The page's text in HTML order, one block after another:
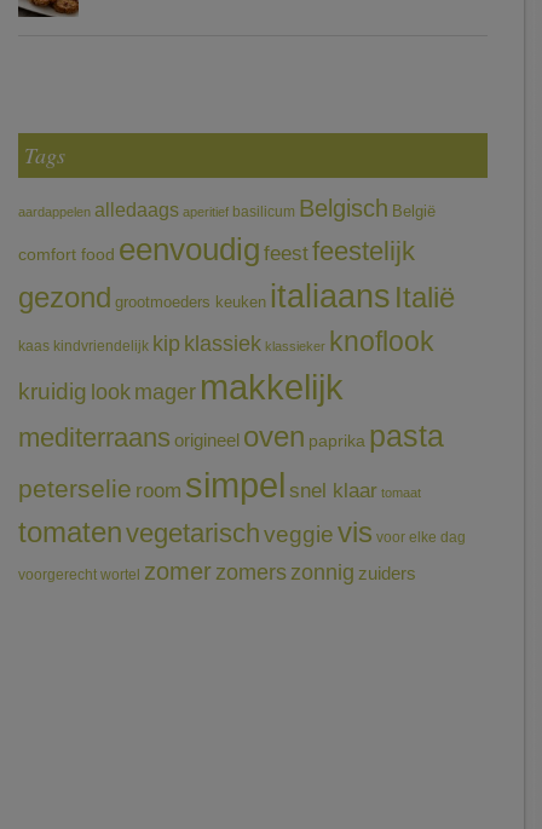
Tags
aardappelen alledaags aperitief basilicum Belgisch België
comfort food eenvoudig feestfeestelijk
gezond grootmoeders keuken italiaans Italië
kaas kindvriendelijk kip klassiek klassieker knoflook
kruidig look mager makkelijk
mediterraans origineel oven paprika pasta
peterselie room simpel snel klaar tomaat
tomatenvegetarischveggievis voor elke dag
voorgerecht wortel zomerzomerszonnig zuiders